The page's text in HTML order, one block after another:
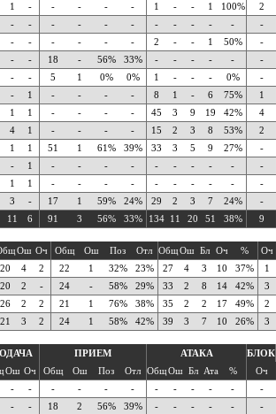
1 - - - - - 1 - - 1 100% 2
- - - - - - - - - - - -
- - - - - - 2 - - 1 50% -
- - 18 - 56% 33% - - - - - -
- - 5 1 0% 0% 1 - - - 0% -
- 1 - - - - 8 1 - 6 75% 1
1 1 - - - - 45 3 9 19 42% 4
4 1 - - - - 15 2 3 8 53% 2
1 1 51 1 61% 39% 33 3 5 9 27% -
- 1 - - - - - - - - - -
1 1 - - - - - - - - - -
3 - 17 1 59% 24% 29 2 3 7 24% -
11 6 91 3 56% 33% 134 11 20 51 38% 9
Ош Оч Общ Ош Поз Отл ОбщОш Бл Оч % Оч
20 4 2 22 1 32% 23% 27 4 3 10 37% 1
20 2 - 24 - 58% 29% 33 2 8 14 42% 3
26 2 2 21 1 76% 38% 35 2 2 17 49% 2
21 3 2 24 1 58% 42% 39 3 7 10 26% 3
ПРИЕМ АТАКА
БЛОК
Ош Оч Общ Ош Поз Отл ОбщОш Бл Ата % Оч
- - - - - - - - - - - -
- - 18 2 56% 39% - - - - - -